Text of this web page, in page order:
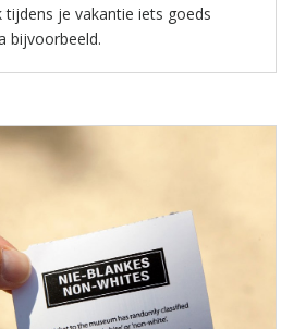
je vakantie iets goeds
bijvoorbeeld.